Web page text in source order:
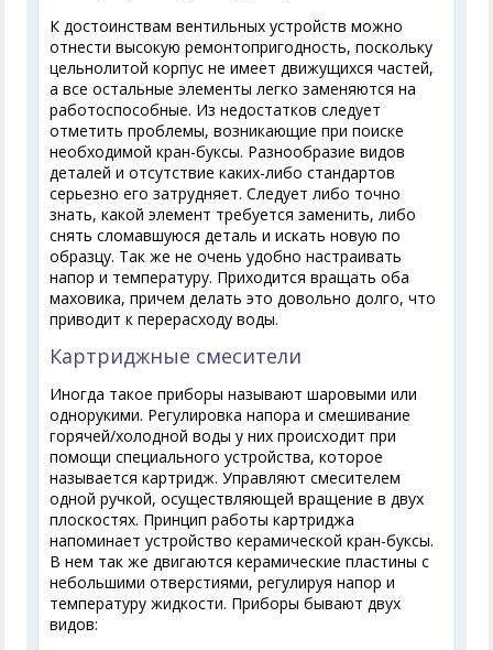
К достоинствам вентильных устройств можно
отнести высокую ремонтопригодность, поскольку
цельнолитой корпус не имеет движущихся частей,
а все остальные элементы легко заменяются на
работоспособные. Из недостатков следует
отметить проблемы, возникающие при поиске
необходимой кран-буксы. Разнообразие видов
деталей и отсутствие каких-либо стандартов
серьезно его затрудняет. Следует либо точно
знать, какой элемент требуется заменить, либо
снять сломавшуюся деталь и искать новую по
образцу. Так же не очень удобно настраивать
напор и температуру. Приходится вращать оба
маховика, причем делать это довольно долго, что
приводит к перерасходу воды.
Картриджные смесители
Иногда такое приборы называют шаровыми или
однорукими. Регулировка напора и смешивание
горячей/холодной воды у них происходит при
помощи специального устройства, которое
называется картридж. Управляют смесителем
одной ручкой, осуществляющей вращение в двух
плоскостях. Принцип работы картриджа
напоминает устройство керамической кран-буксы.
В нем так же двигаются керамические пластины с
небольшими отверстиями, регулируя напор и
температуру жидкости. Приборы бывают двух
видов: